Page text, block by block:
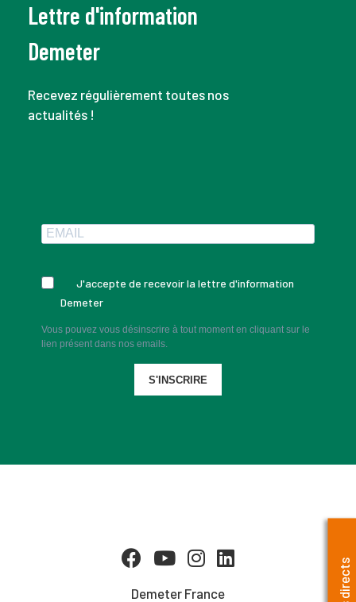
Lettre d'information
Demeter
Recevez régulièrement toutes nos
actualités !
J'accepte de recevoir la lettre d'information
Demeter
Vous pouvez vous désinscrire à tout moment en cliquant sur le
lien présent dans nos emails.
S'INSCRIRE
Demeter France